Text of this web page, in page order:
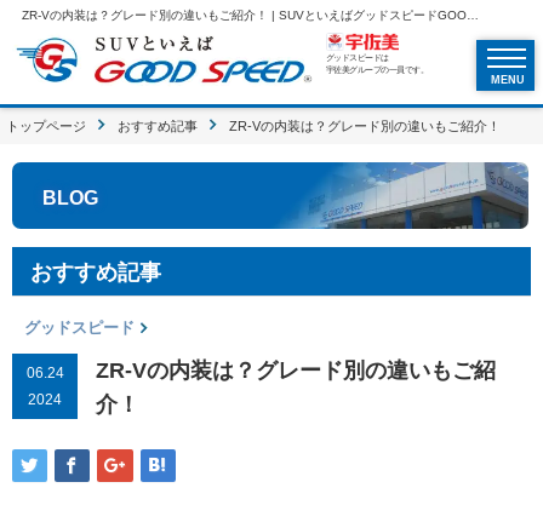
ZR-Vの内装は？グレード別の違いもご紹介！ | SUVといえばグッドスピードGOOD SPEED
グッドスピードは
宇佐美グループの一員です。
MENU
トップページ おすすめ記事 ZR-Vの内装は？グレード別の違いもご紹介！
BLOG
おすすめ記事
グッドスピード
06.24
2024
ZR-Vの内装は？グレード別の違いもご紹
介！